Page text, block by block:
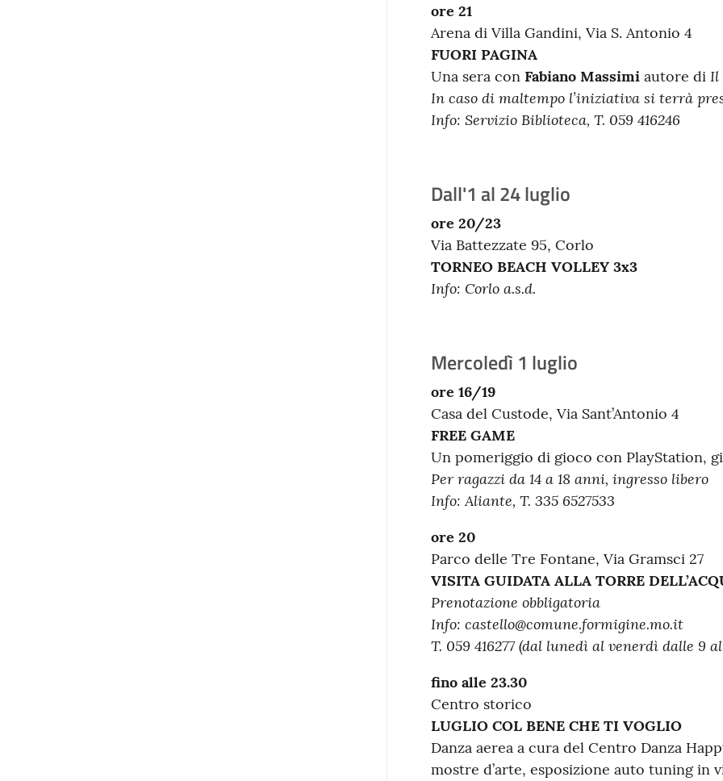
ore 21
Arena di Villa Gandini, Via S. Antonio 4
FUORI PAGINA
Una sera con Fabiano Massimiautore di Il
In caso di maltempo l’iniziativa si terrà
Info: Servizio Biblioteca, T. 059 416246
Dall'1 al 24 luglio
ore 20/23
Via Battezzate 95, Corlo
TORNEO BEACH VOLLEY 3x3
Info: Corlo a.s.d.
Mercoledì 1 luglio
ore 16/19
Casa del Custode, Via Sant’Antonio 4
FREE GAME
Un pomeriggio di gioco con PlayStation,
Per ragazzi da 14 a 18 anni, ingresso libero
Info:Aliante, T. 335 6527533
ore 20
Parco delle Tre Fontane, Via Gramsci 27
VISITA GUIDATA ALLA TORRE
Prenotazione obbligatoria
Info: castello@comune.formigine.mo.it
T. 059 416277 (dal lunedì al venerdì dalle 9
fino alle 23.30
Centro storico
LUGLIO COL BENE CHE TI VOGLIO
Danza aerea a cura del Centro Danza
mostre d’arte, esposizione auto tuning in